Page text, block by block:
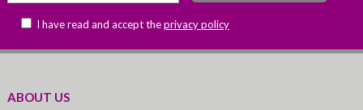
I have read and accept theprivacy policy
ABOUT US